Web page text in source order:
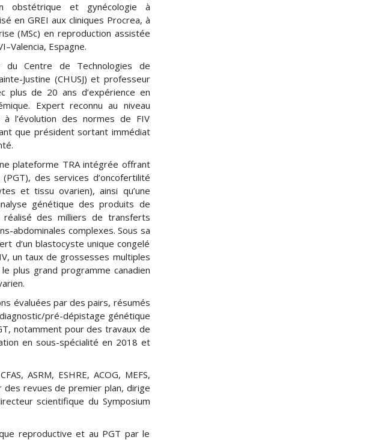
obstétrique et gynécologie à
en GREI aux cliniques Procrea, à
(MSc) en reproduction assistée
Espagne.
Centre de Technologies de
Justine (CHUSJ) et professeur
plus de 20 ans d’expérience en
Expert reconnu au niveau
l’évolution des normes de FIV
que président sortant immédiat
plateforme TRA intégrée offrant
des services d’oncofertilité
et tissu ovarien), ainsi qu’une
génétique des produits de
réalisé des milliers de transferts
abdominales complexes. Sous sa
d’un blastocyste unique congelé
un taux de grossesses multiples
plus grand programme canadien
évaluées par des pairs, résumés
pré-dépistage génétique
notamment pour des travaux de
en sous-spécialité en 2018 et
ASRM, ESHRE, ACOG, MEFS,
des revues de premier plan, dirige
scientifique du Symposium
reproductive et au PGT par le